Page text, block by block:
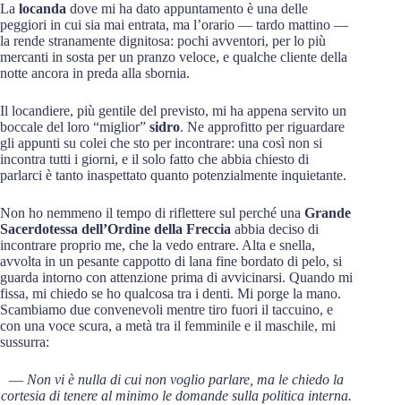
La locanda dove mi ha dato appuntamento è una delle
peggiori in cui sia mai entrata, ma l’orario — tardo mattino —
la rende stranamente dignitosa: pochi avventori, per lo più
mercanti in sosta per un pranzo veloce, e qualche cliente della
notte ancora in preda alla sbornia.
Il locandiere, più gentile del previsto, mi ha appena servito un
boccale del loro “miglior” sidro. Ne approfitto per riguardare
gli appunti su colei che sto per incontrare: una così non si
incontra tutti i giorni, e il solo fatto che abbia chiesto di
parlarci è tanto inaspettato quanto potenzialmente inquietante.
Non ho nemmeno il tempo di riflettere sul perché una Grande
Sacerdotessa dell’Ordine della Freccia abbia deciso di
incontrare proprio me, che la vedo entrare. Alta e snella,
avvolta in un pesante cappotto di lana fine bordato di pelo, si
guarda intorno con attenzione prima di avvicinarsi. Quando mi
fissa, mi chiedo se ho qualcosa tra i denti. Mi porge la mano.
Scambiamo due convenevoli mentre tiro fuori il taccuino, e
con una voce scura, a metà tra il femminile e il maschile, mi
sussurra:
— Non vi è nulla di cui non voglio parlare, ma le chiedo la
cortesia di tenere al minimo le domande sulla politica interna.